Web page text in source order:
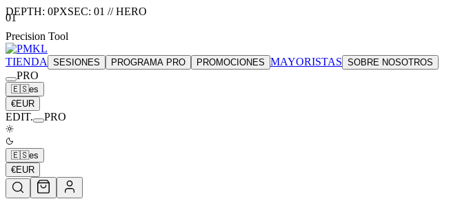
DEPTH: 0PXSEC: 01 //HERO
01
Precision Tool
TIENDA SESIONES PROGRAMA PRO PROMOCIONES MAYORISTAS SOBRE NOSOTROS
PRO
🇪🇸es
€EUR
EDIT. PRO
🇪🇸es
€EUR